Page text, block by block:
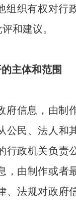
织有权对行
和建议。
主体和范围
信息，由制
公民、法人和
行政机关负责
，由制作或者
、法规对政府